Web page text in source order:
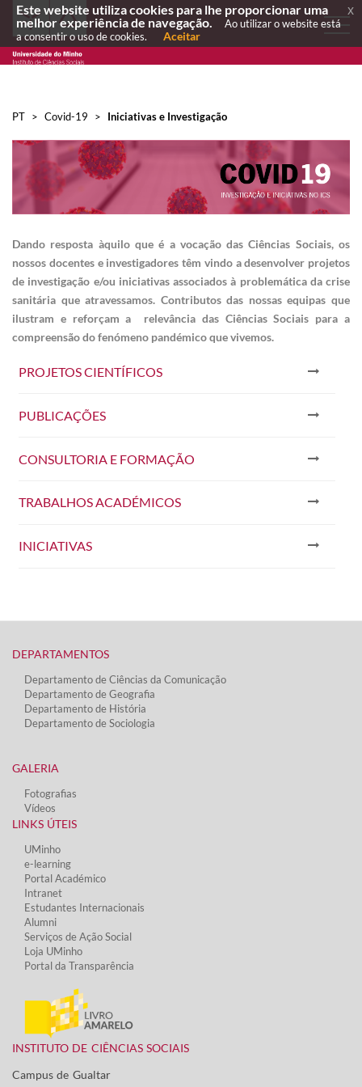
PT > Covid-19 > Iniciativas e Investigação
Dando resposta àquilo que é a vocação das Ciências Sociais, os
nossos docentes e investigadores têm vindo a desenvolver projetos
de investigação e/ou iniciativas associados à problemática da crise
sanitária que atravessamos. Contributos das nossas equipas que
ilustram e reforçam a relevância das Ciências Sociais para a
compreensão do fenómeno pandémico que vivemos.
PROJETOS CIENTÍFICOS
PUBLICAÇÕES
CONSULTORIA E FORMAÇÃO
TRABALHOS ACADÉMICOS
INICIATIVAS
DEPARTAMENTOS​
Departamento de Ciências da Comunicação
Departamento de Geografia
Departamento de História
Departamento de Sociologia
GALERIA
Fotografias
Vídeos​
LINKS ÚTEIS​
UMinho
e-learning
Portal Académico
Intranet
Estudantes Inter​​nacionais
Alumni
Serviços de Ação Social​
Loja UMinho
Portal da Transparência
INSTITUTO DE CIÊNCIAS SOCIAIS
Campus de Gualtar ​
Este website utiliza cookies para lhe proporcionar uma
melhor experiência de navegação.
Ao utilizar o website está
a consentir o uso de cookies.
Aceitar
x